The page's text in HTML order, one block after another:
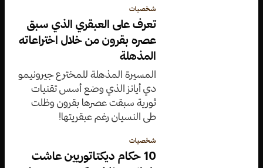
شخصيات
تعرف على العبقري الذي سبق
عصره بقرون من خلال اختراعاته
المذهلة
المسيرة المذهلة للمخترع جيرونيمو
دي أيانز الذي وضع أسس تقنيات
ثورية سبقت عصرها بقرون وظلت
طي النسيان رغم عبقريتها!
شخصيات
10 حكام ديكتاتوريين عاشت